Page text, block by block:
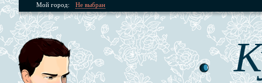
Мой город: Не выбран